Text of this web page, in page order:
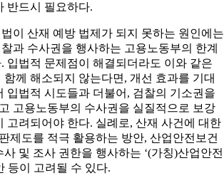
반드시 필요하다.
이 산재 예방 법제가 되지 못하는 원인에는
과 수사권을 행사하는 고용노동부의 한계
. 입법적 문제점이 해결되더라도 이와 같은
께 해소되지 않는다면 , 개선 효과를 기대
입법적 시도들과 더불어 , 검찰의 기소권을
고용노동부의 수사권을 실질적으로 보강
고려되어야 한다. 실례로, 산재 사건에 대한
제도를 적극 활용하는 방안, 산업안전보건
사 및 조사 권한을 행사하는 ‘(가칭)산업안전
등이 고려될 수 있다.